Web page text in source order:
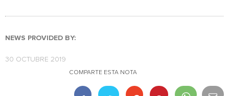
NEWS PROVIDED BY:
30 OCTUBRE 2019
COMPARTE ESTA NOTA